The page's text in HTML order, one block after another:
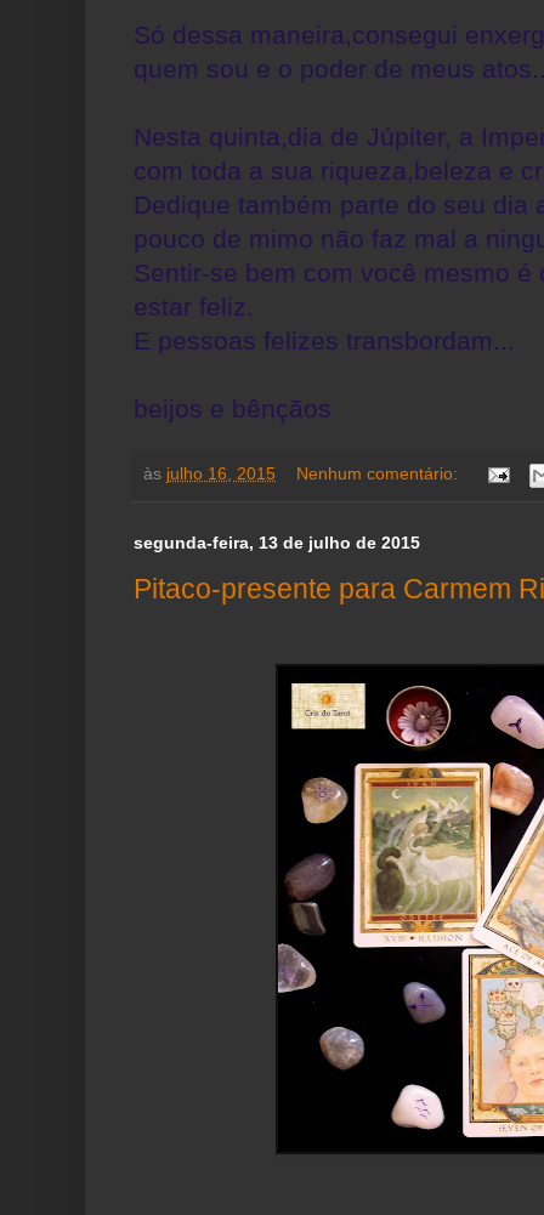
Só dessa maneira,consegui
quem sou e o poder de meus
Nesta quinta,dia de Júpiter, a
com toda a sua riqueza,beleza e
Dedique também parte do seu dia
pouco de mimo não faz mal a
Sentir-se bem com você mesmo é
estar feliz.
E pessoas felizes transbordam...
beijos e bênçãos
às julho 16, 2015 Nenhum comentário:
segunda-feira, 13 de julho de 2015
Pitaco-presente para Carmem